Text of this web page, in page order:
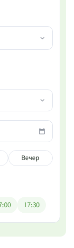
Вечер
17:30